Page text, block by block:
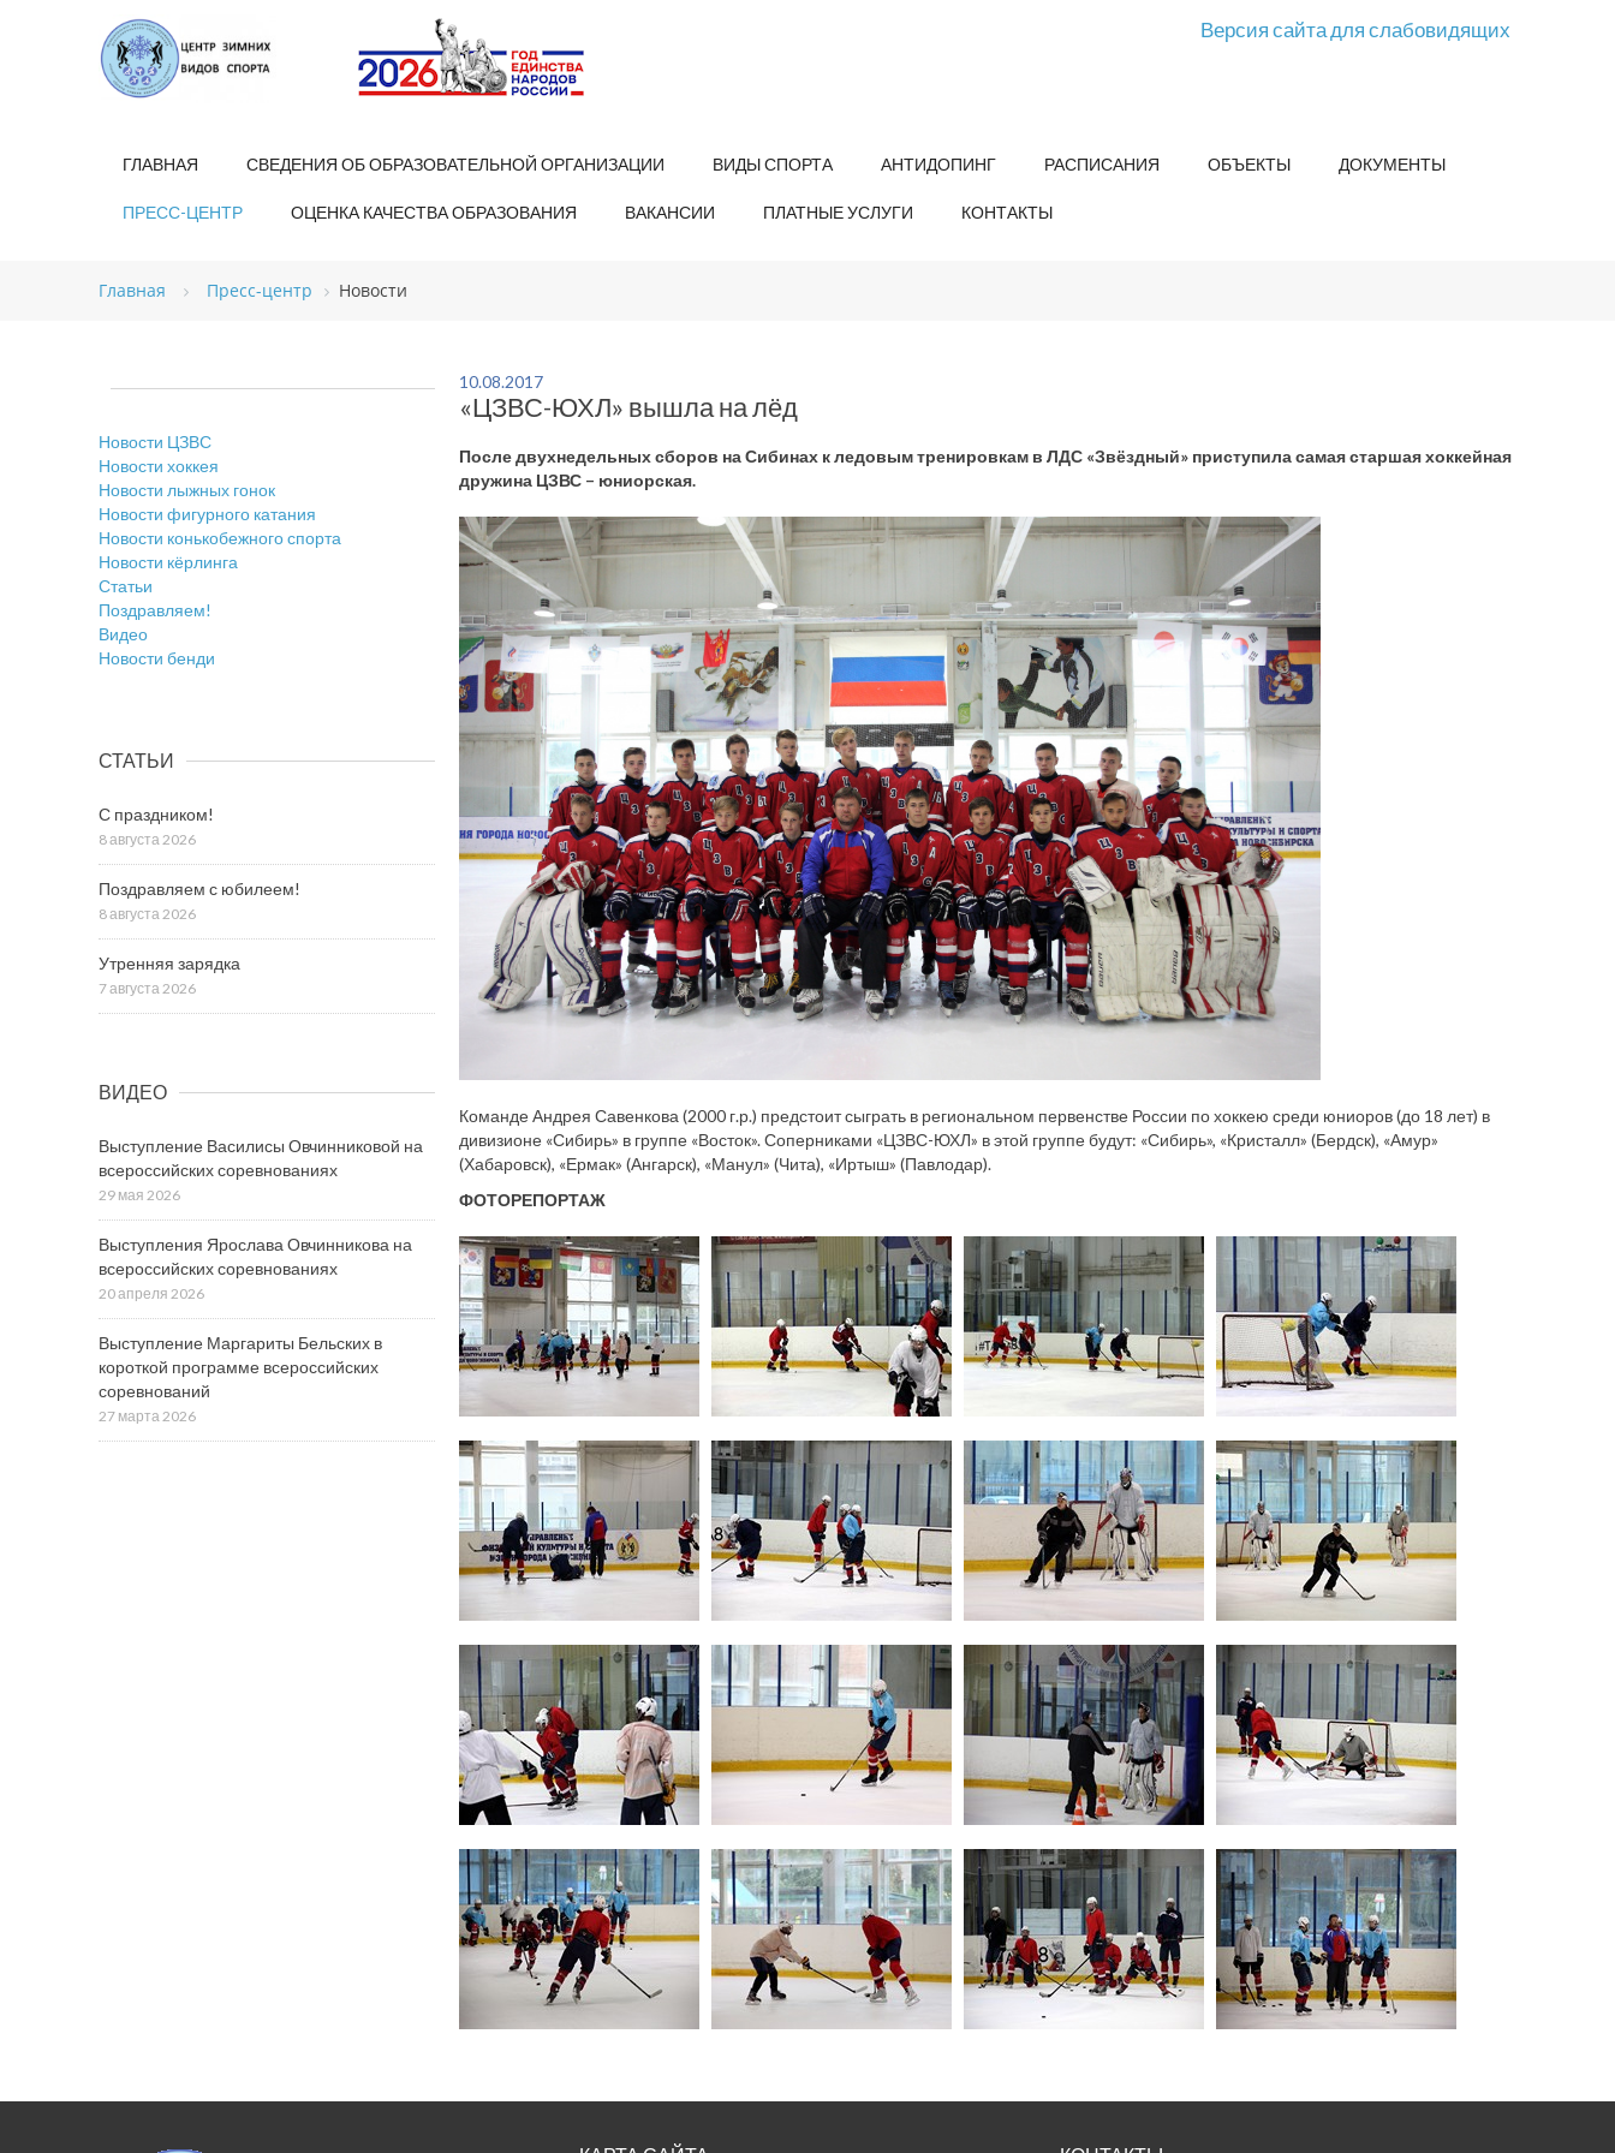
Версия сайта для слабовидящих
ГЛАВНАЯ СВЕДЕНИЯ ОБ ОБРАЗОВАТЕЛЬНОЙ ОРГАНИЗАЦИИ ВИДЫ СПОРТА АНТИДОПИНГ РАСПИСАНИЯ ОБЪЕКТЫ ДОКУМЕНТЫ
ПРЕСС-ЦЕНТР ОЦЕНКА КАЧЕСТВА ОБРАЗОВАНИЯ ВАКАНСИИ ПЛАТНЫЕ УСЛУГИ КОНТАКТЫ
Главная Пресс-центр Новости
10.08.2017
«ЦЗВС-ЮХЛ» вышла на лёд
После двухнедельных сборов на Сибинах к ледовым тренировкам в ЛДС «Звёздный» приступила самая старшая хоккейная
дружина ЦЗВС – юниорская.
Команде Андрея Савенкова (2000 г.р.) предстоит сыграть в региональном первенстве России по хоккею среди юниоров (до 18 лет) в
дивизионе «Сибирь» в группе «Восток». Соперниками «ЦЗВС-ЮХЛ» в этой группе будут: «Сибирь», «Кристалл» (Бердск), «Амур»
(Хабаровск), «Ермак» (Ангарск), «Манул» (Чита), «Иртыш» (Павлодар).
ФОТОРЕПОРТАЖ
Новости ЦЗВС
Новости хоккея
Новости лыжных гонок
Новости фигурного катания
Новости конькобежного спорта
Новости кёрлинга
Статьи
Поздравляем!
Видео
Новости бенди
СТАТЬИ
С праздником!
8 августа 2026
Поздравляем с юбилеем!
8 августа 2026
Утренняя зарядка
7 августа 2026
ВИДЕО
Выступление Василисы Овчинниковой на
всероссийских соревнованиях
29 мая 2026
Выступления Ярослава Овчинникова на
всероссийских соревнованиях
20 апреля 2026
Выступление Маргариты Бельских в
короткой программе всероссийских
соревнований
27 марта 2026